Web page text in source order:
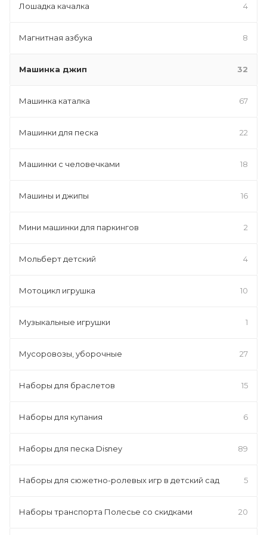
Лошадка качалка 4
Магнитная азбука 8
Машинка джип 32
Машинка каталка 67
Машинки для песка 22
Машинки с человечками 18
Машины и джипы 16
Мини машинки для паркингов 2
Мольберт детский 4
Мотоцикл игрушка 10
Музыкальные игрушки 1
Мусоровозы, уборочные 27
Наборы для браслетов 15
Наборы для купания 6
Наборы для песка Disney 89
Наборы для сюжетно-ролевых игр в детский сад 5
Наборы транспорта Полесье со скидками 20